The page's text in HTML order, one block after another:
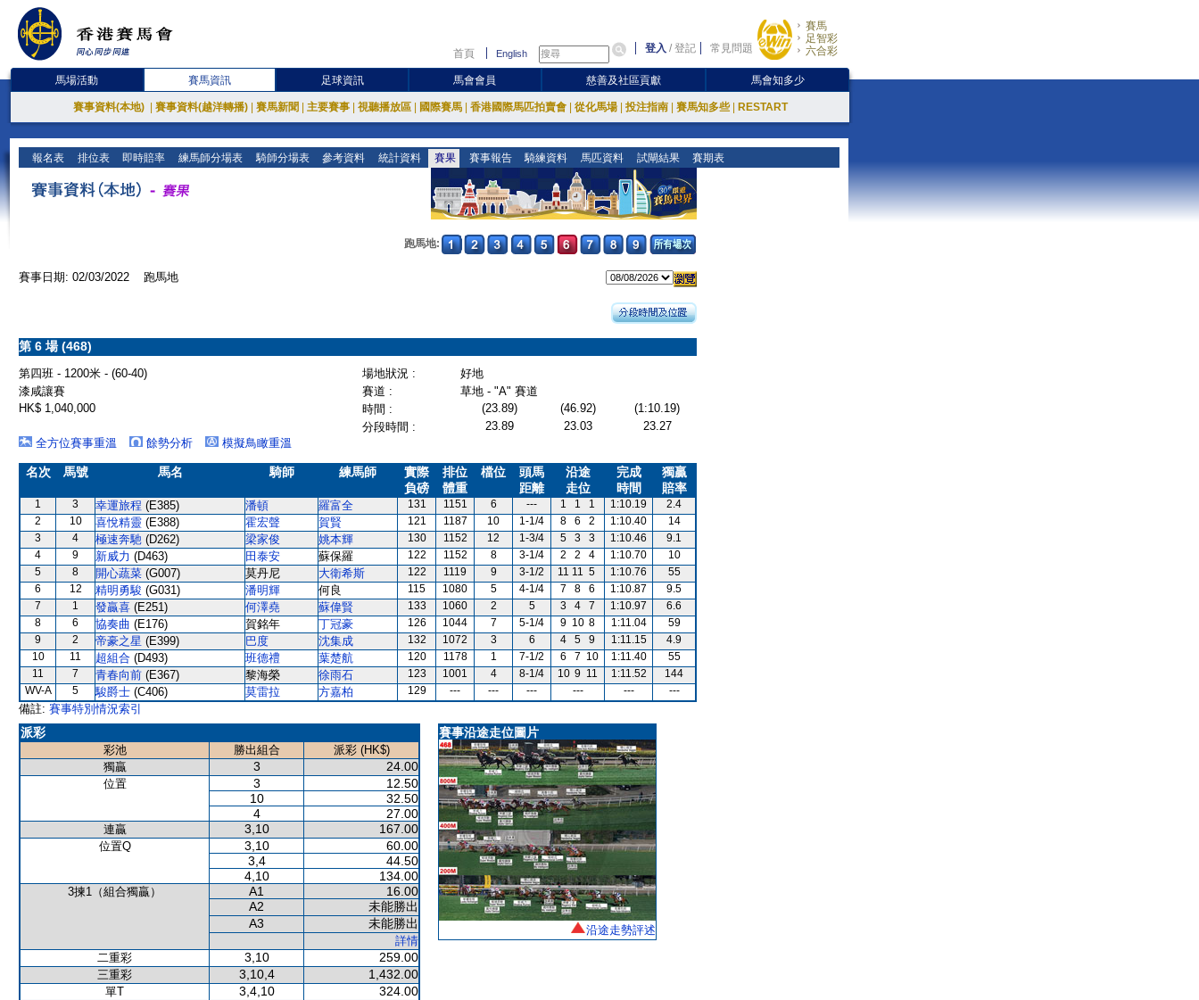
首頁 English 登入 /登記 常見問題
賽馬
足智彩
六合彩
馬場活動 賽馬資訊 足球資訊 馬會會員 慈善及社區貢獻 馬會知多少
賽事資料(本地) 賽事資料(越洋轉播) 賽馬新聞 主要賽事 視聽播放區 國際賽馬 香港國際馬匹拍賣會 從化馬場 投注指南 賽馬知多些 RESTART
報名表 排位表 即時賠率 練馬師分場表 騎師分場表 參考資料 統計資料 賽果 賽事報告 騎練資料 馬匹資料 試閘結果 賽期表
跑馬地:
賽事日期: 02/03/2022 跑馬地
第 6 場 (468)
第四班 - 1200米 - (60-40) 場地狀況 :
好地
漆咸讓賽
賽道 :
草地 - "A" 賽道
HK$ 1,040,000
時間 : (23.89) (46.92)
(1:10.19)
分段時間 :
23.89 23.03
23.27
全方位賽事重溫
餘勢分析 模擬鳥瞰重溫
名次 馬號 馬名 騎師 練馬師
實際
負磅
排位
體重
檔位
頭馬
距離
沿途
走位
完成
時間
獨贏
賠率
1 3 幸運旅程 (E385) 潘頓 羅富全 131 1151 6 --- 1 1 1 1:10.19
2.4
2
10 喜悅精靈 (E388) 霍宏聲 賀賢 121 1187 10 1-1/4 8 6 2 1:10.40
14
3
4 極速奔馳 (D262) 梁家俊 姚本輝 130 1152 12 1-3/4 5 3 3 1:10.46
9.1
4
9 新威力 (D463) 田泰安 蘇保羅 122 1152 8 3-1/4 2 2 4 1:10.70
10
5
8 開心蔬菜 (G007) 莫丹尼 大衛希斯 122 1119 9 3-1/2 11 11 5 1:10.76
55
6
12 精明勇駿 (G031) 潘明輝 何良 115 1080 5 4-1/4 7 8 6 1:10.87
9.5
7
1 發贏喜 (E251) 何澤堯 蘇偉賢 133 1060 2 5 3 4 7 1:10.97
6.6
8
6 協奏曲 (E176) 賀銘年 丁冠豪 126 1044 7 5-1/4 9 10 8 1:11.04
59
9
2 帝豪之星 (E399) 巴度 沈集成 132 1072 3 6 4 5 9 1:11.15
4.9
10
11 超組合 (D493) 班德禮 葉楚航 120 1178 1 7-1/2 6 7 10 1:11.40
55
11
7 青春向前 (E367) 黎海榮 徐雨石 123 1001 4 8-1/4 10 9 11 1:11.52
144
WV-A
5 駿爵士 (C406) 莫雷拉 方嘉柏 129 --- --- --- --- --- ---
備註: 賽事特別情況索引
派彩
彩池 勝出組合
派彩 (HK$)
獨贏
3 24.00
位置 3
12.50
10
32.50
4
27.00
連贏 3,10 167.00
位置Q 3,10
60.00
3,4
44.50
4,10
134.00
3揀1（組合獨贏） A1
16.00
A2
未能勝出
A3
未能勝出
詳情
二重彩
3,10 259.00
三重彩 3,10,4 1,432.00
單T 3,4,10 324.00
賽事沿途走位圖片
沿途走勢評述